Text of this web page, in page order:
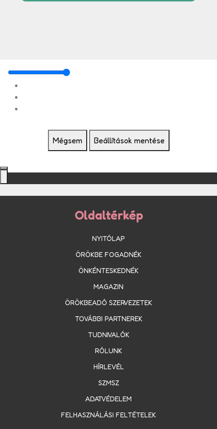
Mégsem Beállítások mentése
Oldaltérkép
NYITÓLAP
ÖRÖKBE FOGADNÉK
ÖNKÉNTESKEDNÉK
MAGAZIN
ÖRÖKBEADÓ SZERVEZETEK
TOVÁBBI PARTNEREK
TUDNIVALÓK
RÓLUNK
HÍRLEVÉL
SZMSZ
ADATVÉDELEM
FELHASZNÁLÁSI FELTÉTELEK